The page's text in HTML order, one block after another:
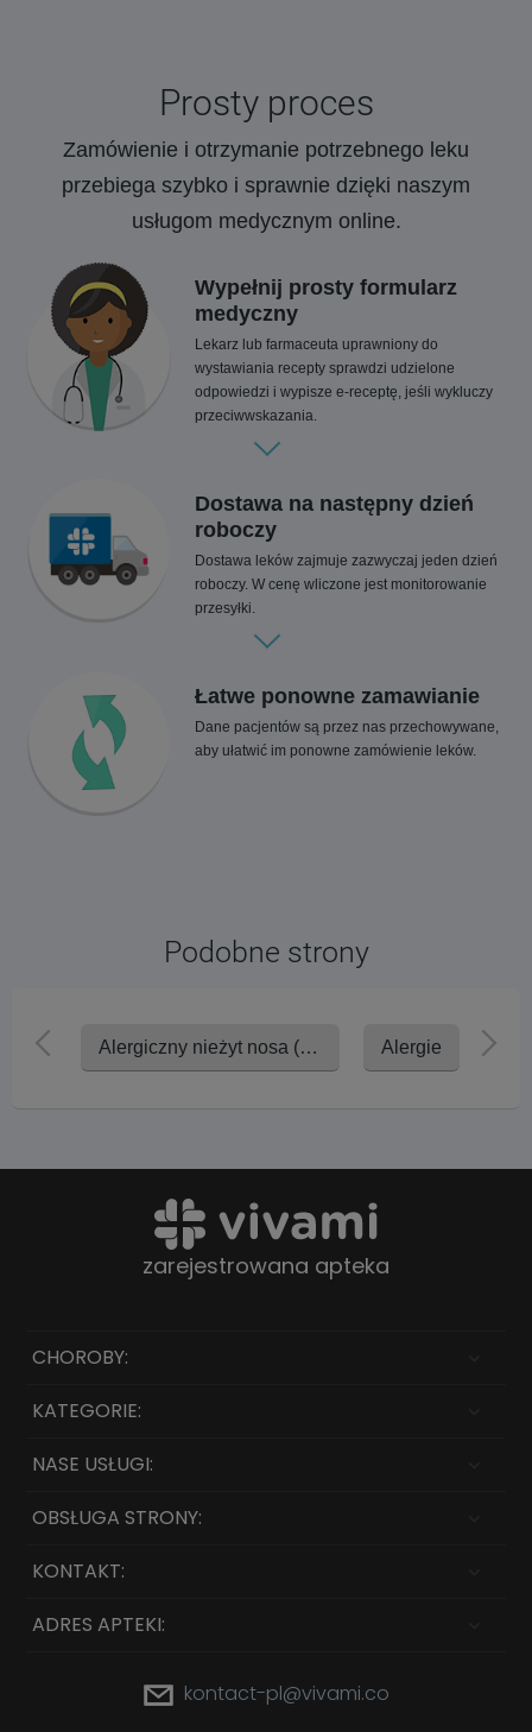
Prosty proces
Zamówienie i otrzymanie potrzebnego leku
przebiega szybko i sprawnie dzięki naszym
usługom medycznym online.
Wypełnij prosty formularz
medyczny
Lekarz lub farmaceuta uprawniony do
wystawiania recepty sprawdzi udzielone
odpowiedzi i wypisze e-receptę, jeśli wykluczy
przeciwwskazania.
Dostawa na następny dzień
roboczy
Dostawa leków zajmuje zazwyczaj jeden dzień
roboczy. W cenę wliczone jest monitorowanie
przesyłki.
Łatwe ponowne zamawianie
Dane pacjentów są przez nas przechowywane,
aby ułatwić im ponowne zamówienie leków.
Podobne strony
Alergiczny nieżyt nosa (katar sienny) Alergie
zarejestrowana apteka
CHOROBY:
KATEGORIE:
NASE USŁUGI:
OBSŁUGA STRONY:
KONTAKT:
ADRES APTEKI:
kontact-pl@vivami.co